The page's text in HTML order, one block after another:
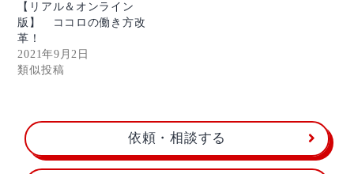
【リアル＆オンライン
版】 ココロの働き方改
革！
2021年9月2日
類似投稿
依頼・相談する